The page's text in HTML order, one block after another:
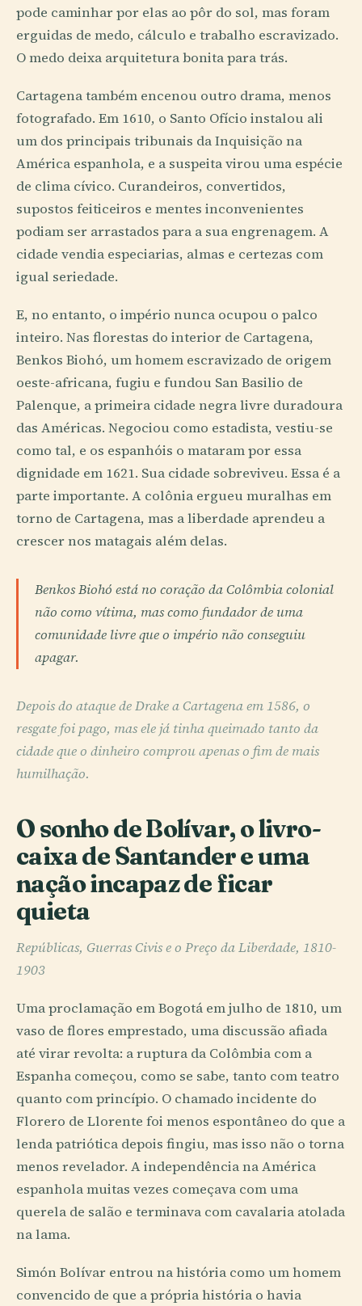
pode caminhar por elas ao pôr do sol, mas foram
erguidas de medo, cálculo e trabalho escravizado.
O medo deixa arquitetura bonita para trás.
Cartagena também encenou outro drama, menos
fotografado. Em 1610, o Santo Ofício instalou ali
um dos principais tribunais da Inquisição na
América espanhola, e a suspeita virou uma espécie
de clima cívico. Curandeiros, convertidos,
supostos feiticeiros e mentes inconvenientes
podiam ser arrastados para a sua engrenagem. A
cidade vendia especiarias, almas e certezas com
igual seriedade.
E, no entanto, o império nunca ocupou o palco
inteiro. Nas florestas do interior de Cartagena,
Benkos Biohó, um homem escravizado de origem
oeste-africana, fugiu e fundou San Basilio de
Palenque, a primeira cidade negra livre duradoura
das Américas. Negociou como estadista, vestiu-se
como tal, e os espanhóis o mataram por essa
dignidade em 1621. Sua cidade sobreviveu. Essa é a
parte importante. A colônia ergueu muralhas em
torno de Cartagena, mas a liberdade aprendeu a
crescer nos matagais além delas.
Benkos Biohó está no coração da Colômbia colonial
não como vítima, mas como fundador de uma
comunidade livre que o império não conseguiu
apagar.
Depois do ataque de Drake a Cartagena em 1586, o
resgate foi pago, mas ele já tinha queimado tanto da
cidade que o dinheiro comprou apenas o fim de mais
humilhação.
O sonho de Bolívar, o livro-
caixa de Santander e uma
nação incapaz de ficar
quieta
Repúblicas, Guerras Civis e o Preço da Liberdade, 1810-
1903
Uma proclamação em Bogotá em julho de 1810, um
vaso de flores emprestado, uma discussão afiada
até virar revolta: a ruptura da Colômbia com a
Espanha começou, como se sabe, tanto com teatro
quanto com princípio. O chamado incidente do
Florero de Llorente foi menos espontâneo do que a
lenda patriótica depois fingiu, mas isso não o torna
menos revelador. A independência na América
espanhola muitas vezes começava com uma
querela de salão e terminava com cavalaria atolada
na lama.
Simón Bolívar entrou na história como um homem
convencido de que a própria história o havia